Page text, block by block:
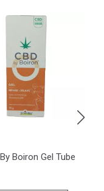
Boiron Gel Tube